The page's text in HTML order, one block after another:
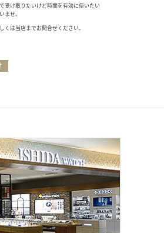
受け取りたいけど時間を有効に使いたい
ませ。
くは当店までお問合せください。